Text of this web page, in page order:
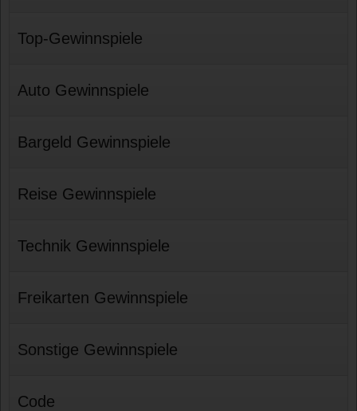
Top-Gewinnspiele
Auto Gewinnspiele
Bargeld Gewinnspiele
Reise Gewinnspiele
Technik Gewinnspiele
Freikarten Gewinnspiele
Sonstige Gewinnspiele
Code